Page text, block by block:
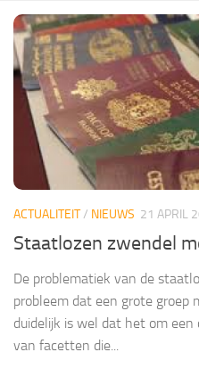
ACTUALITEIT/ NIEUWS 21 APRIL
Staatlozen zwendel
De problematiek van de
probleem dat een grote groep
duidelijk is wel dat het om
van facetten die...